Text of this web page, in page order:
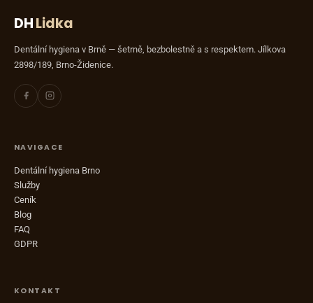
DHLidka
Dentální hygiena v Brně — šetrně, bezbolestně a s respektem. Jílkova
2898/189, Brno-Židenice.
NAVIGACE
Dentální hygiena Brno
Služby
Ceník
Blog
FAQ
GDPR
KONTAKT